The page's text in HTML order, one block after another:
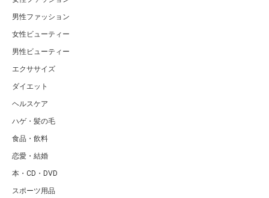
男性ファッション
女性ビューティー
男性ビューティー
エクササイズ
ダイエット
ヘルスケア
ハゲ・髪の毛
食品・飲料
恋愛・結婚
本・CD・DVD
スポーツ用品